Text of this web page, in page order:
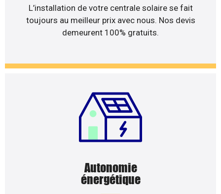
L’installation de votre centrale solaire se fait
toujours au meilleur prix avec nous. Nos devis
demeurent 100% gratuits.
Autonomie
énergétique